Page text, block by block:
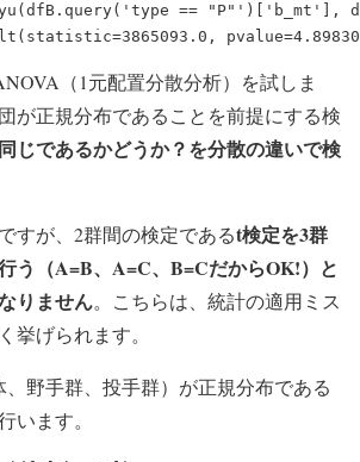
==
（1元配置分散分析）を試しま
が正規分布であることを前提にする検
じであるかどうか？を分散の違いで検
すが、2群間の検定であるt検定を3群
う（A=B、A=C、B=CだからOK!）と
りません。こちらは、統計の適用ミス
挙げられます。
、野手群、投手群）が正規分布である
います。